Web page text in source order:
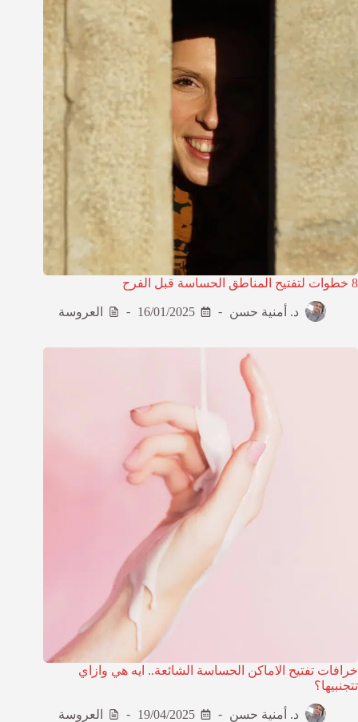
8 خطوات لتفتيح المناطق الحساسة قبل الفرح
د. أمنية حسن 16/01/2025 العروسة
خرافات تفتيح الاماكن الحساسة الشائعة.. ايه هي وازاي
تتجنبيها؟
د. أمنية حسن 19/04/2025 العروسة